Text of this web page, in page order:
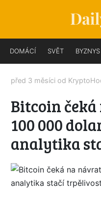
DOMÁCÍ SVĚT BYZNYS
před 3 měsíci od
Bitcoin
100 000
analytika